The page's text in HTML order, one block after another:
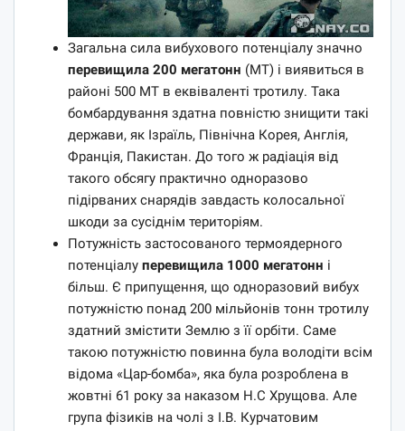
Загальна сила вибухового потенціалу значно
перевищила 200 мегатонн (МТ) і виявиться в
районі 500 МТ в еквіваленті тротилу. Така
бомбардування здатна повністю знищити такі
держави, як Ізраїль, Північна Корея, Англія,
Франція, Пакистан. До того ж радіація від
такого обсягу практично одноразово
підірваних снарядів завдасть колосальної
шкоди за сусіднім територіям.
Потужність застосованого термоядерного
потенціалу перевищила 1000 мегатонн і
більш. Є припущення, що одноразовий вибух
потужністю понад 200 мільйонів тонн тротилу
здатний змістити Землю з її орбіти. Саме
такою потужністю повинна була володіти всім
відома «Цар-бомба», яка була розроблена в
жовтні 61 року за наказом Н.С Хрущова. Але
група фізиків на чолі з І.В. Курчатовим